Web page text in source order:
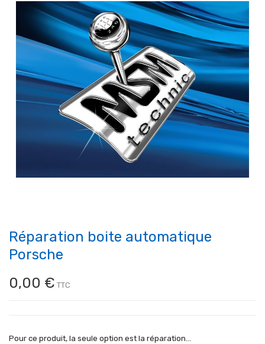
Réparation boite automatique
Porsche
0,00 € TTC
Pour ce produit, la seule option est la réparation...